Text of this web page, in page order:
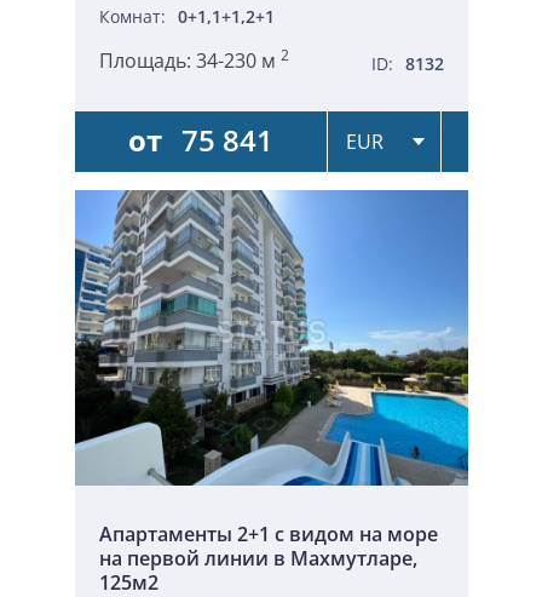
Комнат: 0+1,1+1,2+1
Площадь: 34-230 м 2 ID: 8132
от 75 841
Апартаменты 2+1 с видом на море
на первой линии в Махмутларе,
125м2